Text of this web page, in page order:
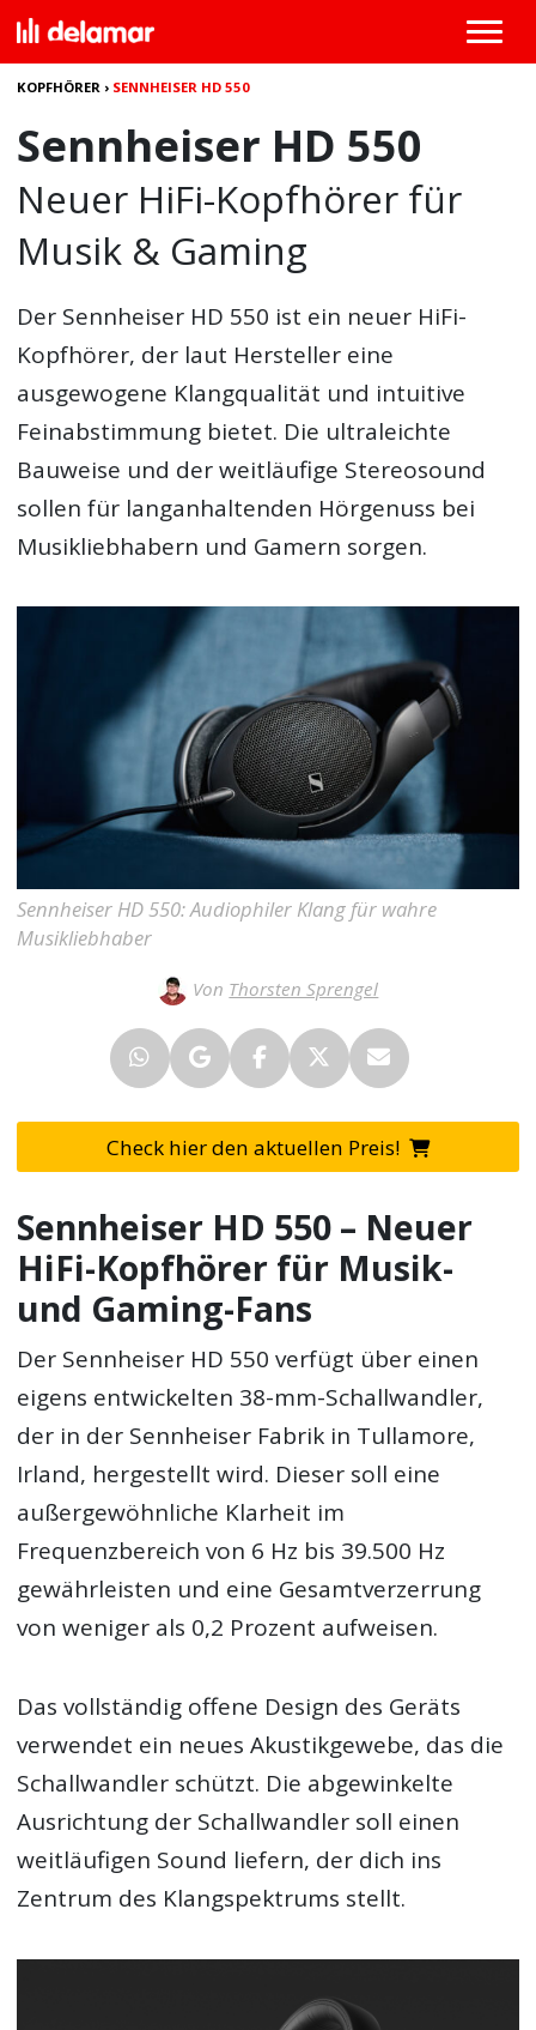
KOPFHÖRER › SENNHEISER HD 550
Sennheiser HD 550
Neuer HiFi-Kopfhörer für
Musik & Gaming
Der Sennheiser HD 550 ist ein neuer HiFi-
Kopfhörer, der laut Hersteller eine
ausgewogene Klangqualität und intuitive
Feinabstimmung bietet. Die ultraleichte
Bauweise und der weitläufige Stereosound
sollen für langanhaltenden Hörgenuss bei
Musikliebhabern und Gamern sorgen.
Sennheiser HD 550: Audiophiler Klang für wahre
Musikliebhaber
Von Thorsten Sprengel
Check hier den aktuellen Preis!
Sennheiser HD 550 – Neuer
HiFi-Kopfhörer für Musik-
und Gaming-Fans
Der Sennheiser HD 550 verfügt über einen
eigens entwickelten 38-mm-Schallwandler,
der in der Sennheiser Fabrik in Tullamore,
Irland, hergestellt wird. Dieser soll eine
außergewöhnliche Klarheit im
Frequenzbereich von 6 Hz bis 39.500 Hz
gewährleisten und eine Gesamtverzerrung
von weniger als 0,2 Prozent aufweisen.
Das vollständig offene Design des Geräts
verwendet ein neues Akustikgewebe, das die
Schallwandler schützt. Die abgewinkelte
Ausrichtung der Schallwandler soll einen
weitläufigen Sound liefern, der dich ins
Zentrum des Klangspektrums stellt.